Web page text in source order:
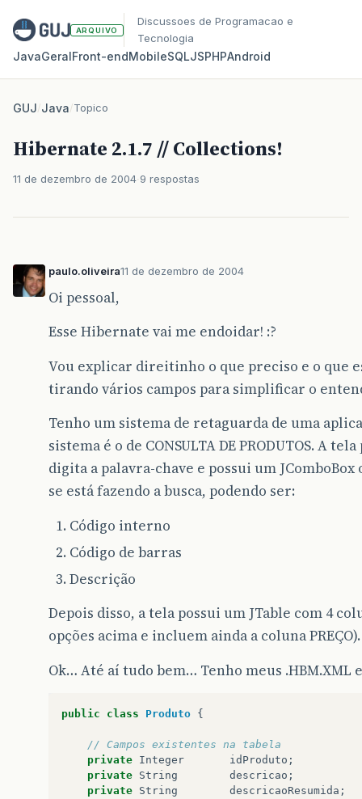
ARQUIVO
Discussoes de Programacao e
Tecnologia
JavaGeralFront‑endMobileSQLJSPHPAndroid
GUJ/Java/Topico
Hibernate 2.1.7 // Collections!
11 de dezembro de 2004 9 respostas
paulo.oliveira11 de dezembro de 2004
Oi pessoal,
Esse Hibernate vai me endoidar! :?
Vou explicar direitinho o que preciso e o que
tirando vários campos para simplificar o
Tenho um sistema de retaguarda de uma
sistema é o de CONSULTA DE PRODUTOS. A
digita a palavra-chave e possui um
se está fazendo a busca, podendo ser:
Código interno
Código de barras
Descrição
Depois disso, a tela possui um JTable com 4
opções acima e incluem ainda a coluna PREÇO).
Ok… Até aí tudo bem… Tenho meus .HBM.XML
public class Produto {
// Campos existentes na tabela
private Integer idProduto ;
private String descricao ;
private String descricaoResumida ;